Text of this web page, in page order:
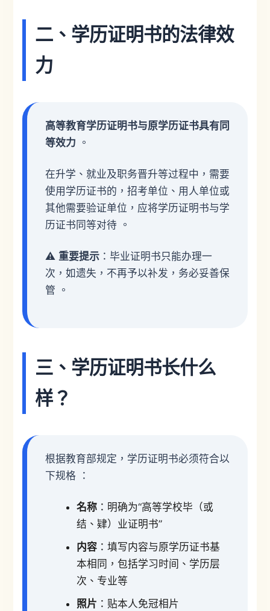
二、学历证明书的法律效
力
高等教育学历证明书与原学历证书具有同
等效力 。
在升学、就业及职务晋升等过程中，需要
使用学历证书的，招考单位、用人单位或
其他需要验证单位，应将学历证明书与学
历证书同等对待 。
⚠️ 重要提示：毕业证明书只能办理一
次，如遗失，不再予以补发，务必妥善保
管 。
三、学历证明书长什么
样？
根据教育部规定，学历证明书必须符合以
下规格 ：
名称：明确为“高等学校毕（或
结、肄）业证明书”
内容：填写内容与原学历证书基
本相同，包括学习时间、学历层
次、专业等
照片 ：贴本人免冠相片